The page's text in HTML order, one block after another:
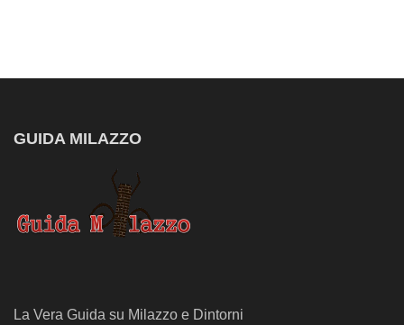
GUIDA MILAZZO
La Vera Guida su Milazzo e Dintorni